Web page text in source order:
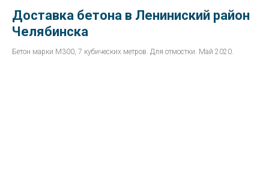
Доставка бетона в Лениниский район
Челябинска
Бетон марки М300, 7 кубических метров. Для отмостки. Май 2020.